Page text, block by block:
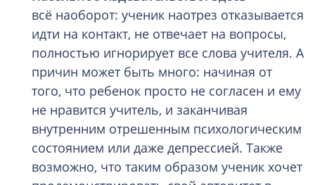
всё наоборот: ученик наотрез отказывается
идти на контакт, не отвечает на вопросы,
полностью игнорирует все слова учителя. А
причин может быть много: начиная от
того, что ребенок просто не согласен и ему
не нравится учитель, и заканчивая
внутренним отрешенным психологическим
состоянием или даже депрессией. Также
возможно, что таким образом ученик хочет